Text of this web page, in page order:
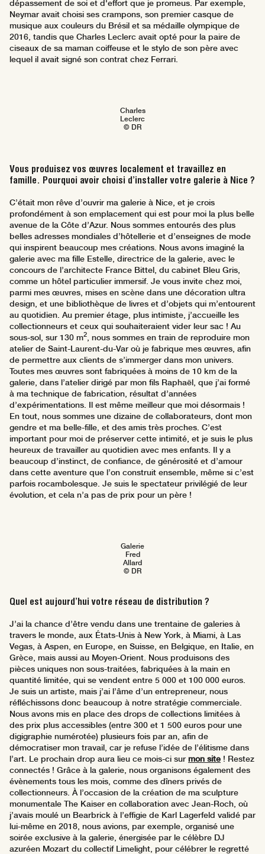
dépassement de soi et d'effort que je promeus. Par exemple,
Neymar avait choisi ses crampons, son premier casque de
musique aux couleurs du Brésil et sa médaille olympique de
2016, tandis que Charles Leclerc avait opté pour la paire de
ciseaux de sa maman coiffeuse et le stylo de son père avec
lequel il avait signé son contrat chez Ferrari.
Charles
Leclerc
© DR
Vous produisez vos œuvres localement et travaillez en
famille. Pourquoi avoir choisi d’installer votre galerie à Nice ?
C’était mon rêve d’ouvrir ma galerie à Nice, et je crois
profondément à son emplacement qui est pour moi la plus belle
avenue de la Côte d’Azur. Nous sommes entourés des plus
belles adresses mondiales d’hôtellerie et d’enseignes de mode
qui inspirent beaucoup mes créations. Nous avons imaginé la
galerie avec ma fille Estelle, directrice de la galerie, avec le
concours de l’architecte France Bittel, du cabinet Bleu Gris,
comme un hôtel particulier immersif. Je vous invite chez moi,
parmi mes œuvres, mises en scène dans une décoration ultra
design, et une bibliothèque de livres et d’objets qui m’entourent
au quotidien. Au premier étage, plus intimiste, j’accueille les
collectionneurs et ceux qui souhaiteraient vider leur sac ! Au
sous-sol, sur 130 m2
, nous sommes en train de reproduire mon
atelier de Saint-Laurent-du-Var où je fabrique mes œuvres, afin
de permettre aux clients de s’immerger dans mon univers.
Toutes mes œuvres sont fabriquées à moins de 10 km de la
galerie, dans l’atelier dirigé par mon fils Raphaël, que j’ai formé
à ma technique de fabrication, résultat d’années
d’expérimentations. Il est même meilleur que moi désormais !
En tout, nous sommes une dizaine de collaborateurs, dont mon
gendre et ma belle-fille, et des amis très proches. C’est
important pour moi de préserver cette intimité, et je suis le plus
heureux de travailler au quotidien avec mes enfants. Il y a
beaucoup d’instinct, de confiance, de générosité et d’amour
dans cette aventure que l’on construit ensemble, même si c’est
parfois rocambolesque. Je suis le spectateur privilégié de leur
évolution, et cela n’a pas de prix pour un père !
Galerie
Fred
Allard
© DR
Quel est aujourd’hui votre réseau de distribution ?
J’ai la chance d’être vendu dans une trentaine de galeries à
travers le monde, aux États-Unis à New York, à Miami, à Las
Vegas, à Aspen, en Europe, en Suisse, en Belgique, en Italie, en
Grèce, mais aussi au Moyen-Orient. Nous produisons des
pièces uniques non sous-traitées, fabriquées à la main en
quantité limitée, qui se vendent entre 5 000 et 100 000 euros.
Je suis un artiste, mais j’ai l’âme d’un entrepreneur, nous
réfléchissons donc beaucoup à notre stratégie commerciale.
Nous avons mis en place des drops de collections limitées à
des prix plus accessibles (entre 300 et 1 500 euros pour une
digigraphie numérotée) plusieurs fois par an, afin de
démocratiser mon travail, car je refuse l’idée de l’élitisme dans
l’art. Le prochain drop aura lieu ce mois-ci sur mon site ! Restez
connectés ! Grâce à la galerie, nous organisons également des
évènements tous les mois, comme des dîners privés de
collectionneurs. À l’occasion de la création de ma sculpture
monumentale The Kaiser en collaboration avec Jean-Roch, où
j’avais moulé un Bearbrick à l’effigie de Karl Lagerfeld validé par
lui-même en 2018, nous avions, par exemple, organisé une
soirée exclusive à la galerie, énergisée par le célèbre DJ
azuréen Mozart du collectif Limelight, pour célébrer le regretté